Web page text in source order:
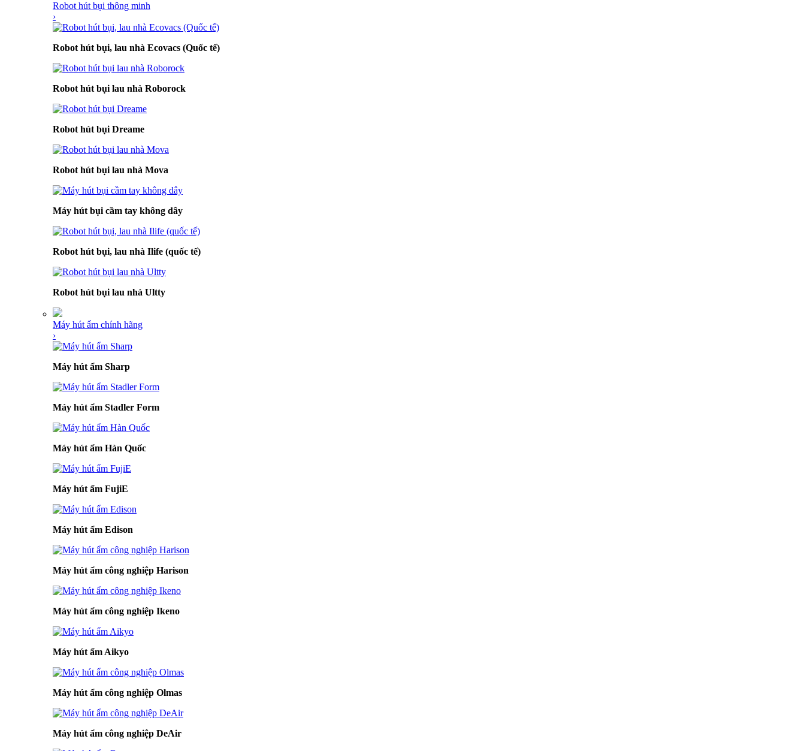
Robot hút bụi thông minh
›
Robot hút bụi, lau nhà Ecovacs (Quốc tế)
Robot hút bụi lau nhà Roborock
Robot hút bụi Dreame
Robot hút bụi lau nhà Mova
Máy hút bụi cầm tay không dây
Robot hút bụi, lau nhà Ilife (quốc tế)
Robot hút bụi lau nhà Ultty
Máy hút ẩm chính hãng
›
Máy hút ẩm Sharp
Máy hút ẩm Stadler Form
Máy hút ẩm Hàn Quốc
Máy hút ẩm FujiE
Máy hút ẩm Edison
Máy hút ẩm công nghiệp Harison
Máy hút ẩm công nghiệp Ikeno
Máy hút ẩm Aikyo
Máy hút ẩm công nghiệp Olmas
Máy hút ẩm công nghiệp DeAir